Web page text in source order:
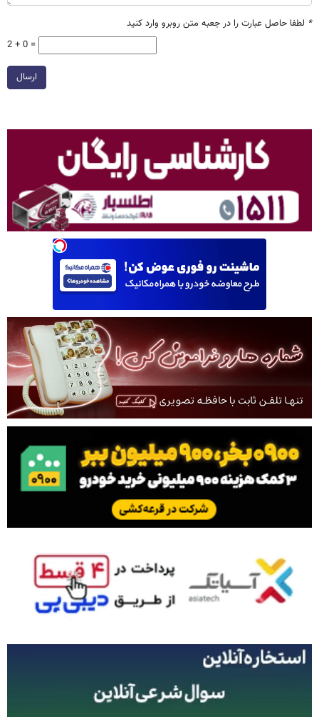
* لطفا حاصل عبارت را در جعبه متن روبرو وارد کنید
2 + 0 =
ارسال